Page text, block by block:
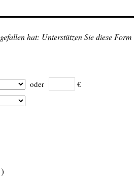
hat: Unterstützen Sie diese Form
oder €